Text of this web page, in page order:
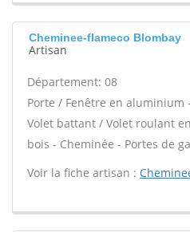
Cheminee-flameco Blombay
Artisan
Département: 08
Porte / Fenêtre en aluminium
Volet battant / Volet roulant
bois - Cheminée - Portes de
Voir la fiche artisan :